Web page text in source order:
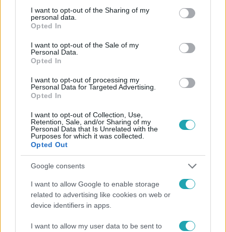
not limited to your visit or usage behaviour. You may click to
grant or deny consent to Google and its third-party tags to
use your data for below specified purposes in below Google
consent section.
I want to opt-out of the Sharing of my
personal data.
Opted In
I want to opt-out of the Sale of my
Personal Data.
Opted In
I want to opt-out of processing my
Personal Data for Targeted Advertising.
Opted In
I want to opt-out of Collection, Use,
Retention, Sale, and/or Sharing of my
Personal Data that Is Unrelated with the
Purposes for which it was collected.
Opted Out
Google consents
I want to allow Google to enable storage
related to advertising like cookies on web or
device identifiers in apps.
I want to allow my user data to be sent to
Facebookon is!
MEGALÁZTÁK # VIDEÓÜZENET #TINILÁNYOK
ERŐSZAK
Népszerű